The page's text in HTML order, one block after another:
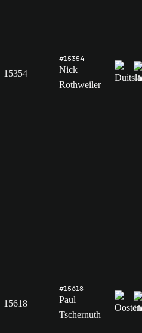
15354
#15354
Nick
Rothweiler
15618
#15618
Paul
Tschernuth